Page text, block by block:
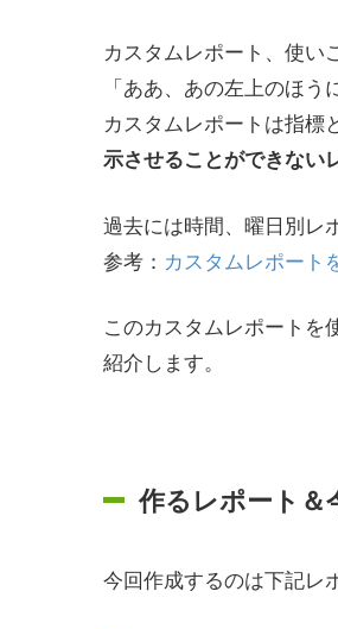
カスタムレポート、使い
「ああ、あの左上のほ
カスタムレポートは指標
示させることができない
過去には時間、曜日別レ
参考： カスタムレポート
このカスタムレポートを
紹介します。
作るレポート＆
今回作成するのは下記レ